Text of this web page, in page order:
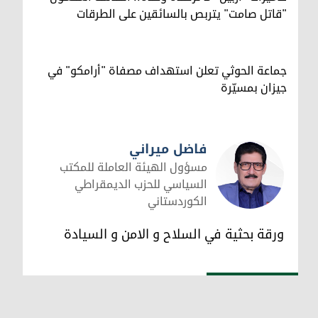
"قاتل صامت" يتربص بالسائقين على الطرقات
جماعة الحوثي تعلن استهداف مصفاة "أرامكو" في
جيزان بمسيّرة
فاضل ميراني
فاضل ميراني
مسؤول الهيئة العاملة للمكتب
السياسي للحزب الديمقراطي
الكوردستاني
ورقة بحثية في السلاح و الامن و السيادة